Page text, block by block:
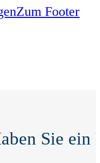
Zum Footer
Sie ein